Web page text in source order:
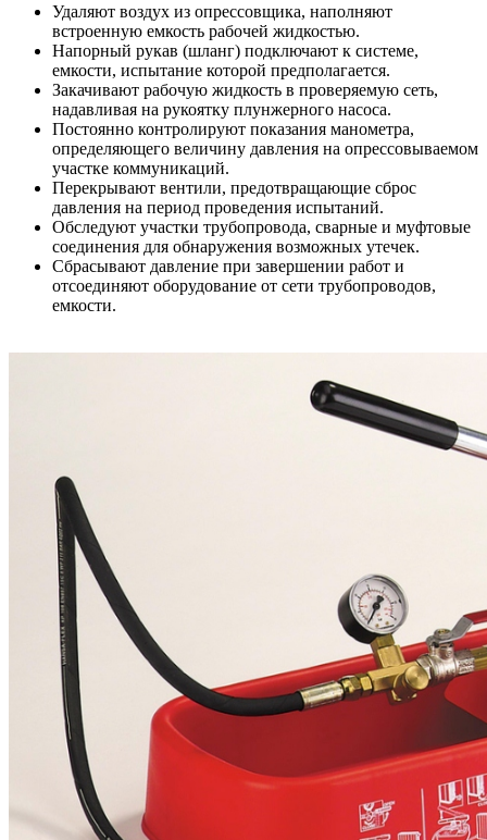
Удаляют воздух из опрессовщика, наполняют
встроенную емкость рабочей жидкостью.
Напорный рукав (шланг) подключают к системе,
емкости, испытание которой предполагается.
Закачивают рабочую жидкость в проверяемую сеть,
надавливая на рукоятку плунжерного насоса.
Постоянно контролируют показания манометра,
определяющего величину давления на опрессовываемом
участке коммуникаций.
Перекрывают вентили, предотвращающие сброс
давления на период проведения испытаний.
Обследуют участки трубопровода, сварные и муфтовые
соединения для обнаружения возможных утечек.
Сбрасывают давление при завершении работ и
отсоединяют оборудование от сети трубопроводов,
емкости.